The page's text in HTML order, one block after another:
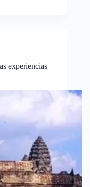
experiencias